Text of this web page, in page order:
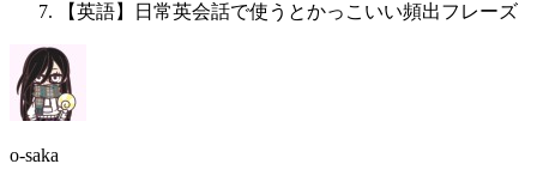
【英語】日常英会話で使うとかっこいい頻出フレーズ
o-saka